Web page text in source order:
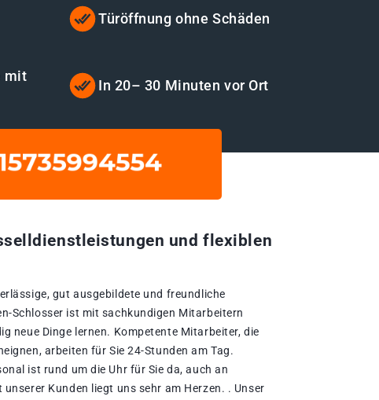
Türöffnung ohne Schäden
mit
In 20– 30 Minuten vor Ort
und flexiblen
gut ausgebildete und freundliche
Schlosser ist mit sachkundigen Mitarbeitern
neue Dinge lernen. Kompetente Mitarbeiter, die
arbeiten für Sie 24-Stunden am Tag.
ist rund um die Uhr für Sie da, auch an
Kunden liegt uns sehr am Herzen. . Unser